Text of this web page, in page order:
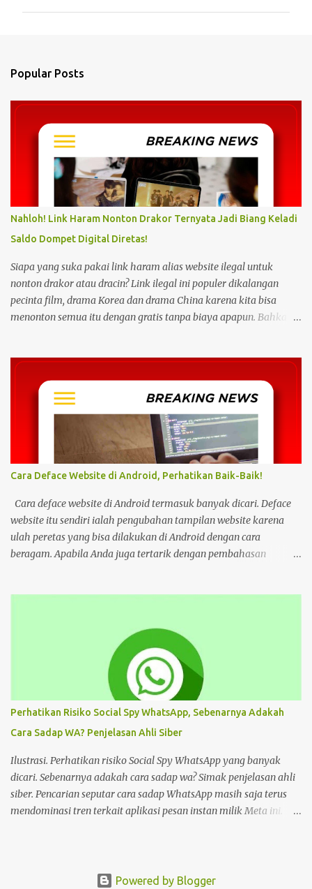
s
Popular Posts
Nahloh! Link Haram Nonton Drakor Ternyata Jadi Biang Keladi
Saldo Dompet Digital Diretas!
Siapa yang suka pakai link haram alias website ilegal untuk
nonton drakor atau dracin? Link ilegal ini populer dikalangan
pecinta film, drama Korea dan drama China karena kita bisa
menonton semua itu dengan gratis tanpa biaya apapun. Bahkan
sepertinya harus dihentikan sekarang juga. Pasalnya menonton
film, konser, drama, atau apapun itu di situs tidak resmi disebut
bisa menjadi jalan masuk peretasan pada perangkat elektronik.
Pengalaman ini dibagikan oleh pengguna media sosial X,
@kdrama_menfess pada Selasa (23/2/2024) siang. Dalam
unggahannya, terlihat perangkat laptop yang diduga diretas
setelah digunakan untuk menonton di layanan streaming ilegal. "
Web kayak gini bahaya gais buat hp dan laptop kalian bisa ada
virus juga. Coba deh kalian aware sama masalah kejahatan
cyberspace, google sendiri aja ," tulis unggahan. Dilansir dari
Kompas...
Cara Deface Website di Android, Perhatikan Baik-Baik!
Cara deface website di Android termasuk banyak dicari. Deface
website itu sendiri ialah pengubahan tampilan website karena
ulah peretas yang bisa dilakukan di Android dengan cara
beragam. Apabila Anda juga tertarik dengan pembahasan
beragam kemudahan tersendiri yang bisa Anda pilih sesuai
keinginan. Namun sebelum mengulas tutorialnya, tentu akan
lebih baik untuk mengenal deface website secara mendalam.
Deface website bisa mengubah sebagian tampilan maupun
keseluruhan. Mulai dari penggantian font, memunculkan spam
iklan, mengubah konten di dalam website, dan masih banyak lagi.
Pada dasarnya, deface website dilakukan dengan tujuan tertentu.
Seperti menunjukkan kelemahan situs, menjual produk, atau
hanya kesenangan pribadi. Hal te...
Perhatikan Risiko Social Spy WhatsApp, Sebenarnya Adakah
Cara Sadap WA? Penjelasan Ahli Siber
Ilustrasi. Perhatikan risiko Social Spy WhatsApp yang banyak
dicari. Sebenarnya adakah cara sadap wa? Simak penjelasan ahli
siber. Pencarian seputar cara sadap WhatsApp masih saja terus
mendominasi tren terkait aplikasi pesan instan milik Meta ini.
sadap WhatsApp hanya dengan nomor telpon atau nomor wa ini?
Powered by Blogger